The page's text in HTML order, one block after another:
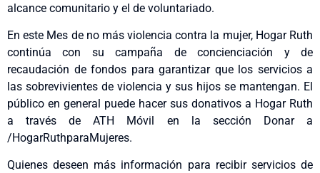
alcance comunitario y el de voluntariado.
En este Mes de no más violencia contra la mujer, Hogar Ruth
continúa con su campaña de concienciación y de
recaudación de fondos para garantizar que los servicios a
las sobrevivientes de violencia y sus hijos se mantengan. El
público en general puede hacer sus donativos a Hogar Ruth
a través de ATH Móvil en la sección Donar a
/HogarRuthparaMujeres.
Quienes deseen más información para recibir servicios de